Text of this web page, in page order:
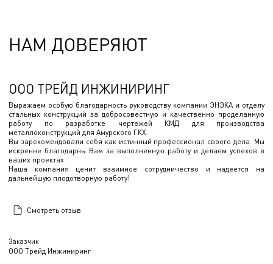
НАМ ДОВЕРЯЮТ
Заказчик
ООО Трейд Инжиниринг
ООО ТРЕЙД ИНЖИНИРИНГ
Выражаем особую благодарность руководству компании ЭНЭКА и отделу
стальных конструкций за добросовестную и качественно проделанную
работу по разработке чертежей КМД для производства
металлоконструкций для Амурского ГКХ.
Вы зарекомендовали себя как истинный профессионал своего дела. Мы
искренне благодарны Вам за выполненную работу и делаем успехов в
ваших проектах.
Наша компания ценит взаимное сотрудничество и надеется на
дальнейшую плодотворную работу!
Смотреть отзыв